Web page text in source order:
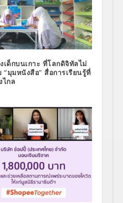
ด็กบนเกาะ ที่โลกดิจิทัลไม่
มุมหนังสือ” สื่อการเรียนรู้ที่
กล